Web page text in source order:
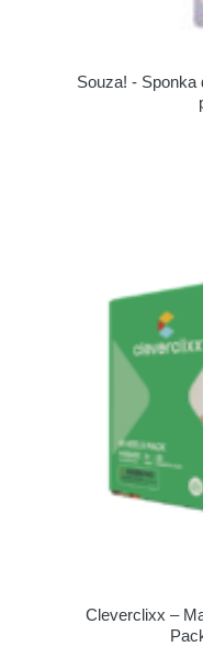
Souza! -
Cleverclixx –